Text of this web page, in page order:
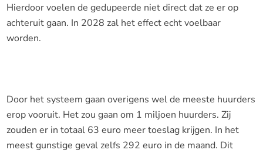
Hierdoor voelen de gedupeerde niet direct dat ze er op
achteruit gaan. In 2028 zal het effect echt voelbaar
worden.
Door het systeem gaan overigens wel de meeste huurders
erop vooruit. Het zou gaan om 1 miljoen huurders. Zij
zouden er in totaal 63 euro meer toeslag krijgen. In het
meest gunstige geval zelfs 292 euro in de maand. Dit